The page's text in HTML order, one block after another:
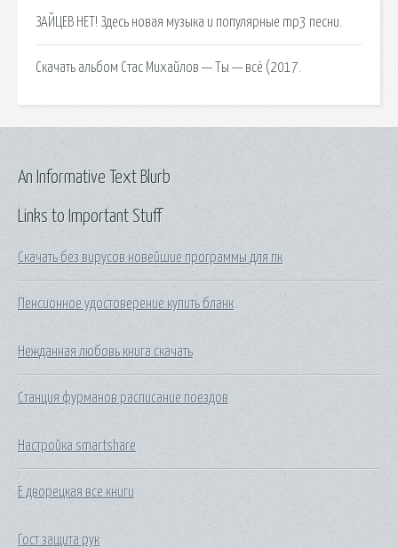
ЗАЙЦЕВ НЕТ! Здесь новая музыка и популярные mp3 песни.
Скачать альбом Стас Михайлов — Ты — всё (2017.
Links to Important Stuff
Скачать без вирусов новейшие программы для пк
Пенсионное удостоверение купить бланк
Нежданная любовь книга скачать
Станция фурманов расписание поездов
Настройка smartshare
Е дворецкая все книги
Гост защита рук
An Informative Text Blurb